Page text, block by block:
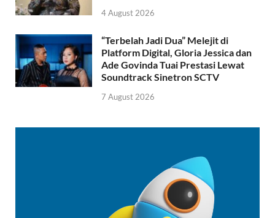
4 August 2026
“Terbelah Jadi Dua” Melejit di
Platform Digital, Gloria Jessica dan
Ade Govinda Tuai Prestasi Lewat
Soundtrack Sinetron SCTV
7 August 2026